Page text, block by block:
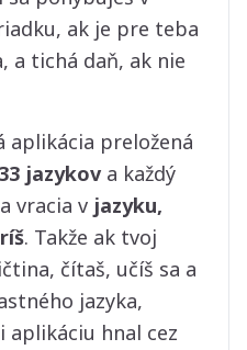
ak je pre teba
a tichá daň, ak nie
aplikácia preložená
jazykov a každý
vracia v jazyku,
. Takže ak tvoj
čítaš, učíš sa a
jazyka,
aplikáciu hnal cez